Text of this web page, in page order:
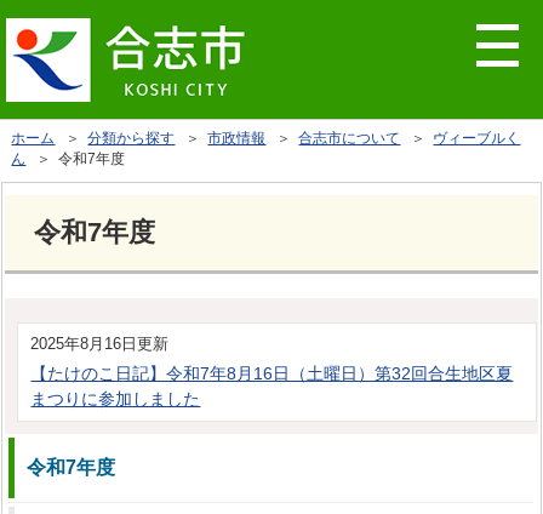
ホーム ＞分類から探す ＞市政情報 ＞合志市について ＞ ヴィーブルく
ん
＞ 令和7年度
令和7年度
2025年8月16日更新
【たけのこ日記】令和7年8月16日（土曜日）第32回合生地区夏
まつりに参加しました
令和7年度